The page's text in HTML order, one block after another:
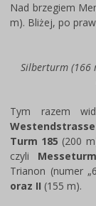
Nad brzegiem
m). Bliżej, po
Silberturm (166
Tym razem
Turm 185 (200
czyli Messeturm
Trianon (numer
oraz II (155 m).